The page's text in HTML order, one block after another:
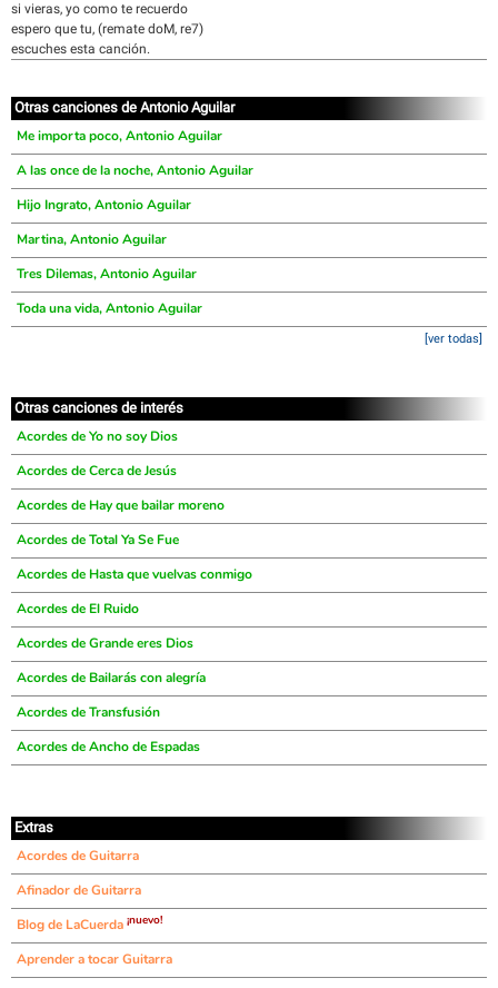
si vieras, yo como te recuerdo
espero que tu, (remate doM, re7)
escuches esta canción.
Otras canciones de Antonio Aguilar
Me importa poco, Antonio Aguilar
A las once de la noche, Antonio Aguilar
Hijo Ingrato, Antonio Aguilar
Martina, Antonio Aguilar
Tres Dilemas, Antonio Aguilar
Toda una vida, Antonio Aguilar
[ver todas]
Otras canciones de interés
Acordes de Yo no soy Dios
Acordes de Cerca de Jesús
Acordes de Hay que bailar moreno
Acordes de Total Ya Se Fue
Acordes de Hasta que vuelvas conmigo
Acordes de El Ruido
Acordes de Grande eres Dios
Acordes de Bailarás con alegría
Acordes de Transfusión
Acordes de Ancho de Espadas
Extras
Acordes de Guitarra
Afinador de Guitarra
Blog de LaCuerda ¡nuevo!
Aprender a tocar Guitarra